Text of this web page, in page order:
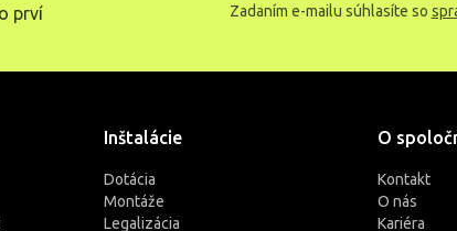
prví Zadaním e-mailu súhlasíte so
Inštalácie
Dotácia
Montáže
Legalizácia
O
Kontakt
O nás
Kariéra